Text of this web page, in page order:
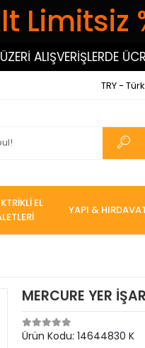
Limitsiz
TRY -
EL
YAPI &
MERCURE YER
Ürün Kodu: 14644830 K